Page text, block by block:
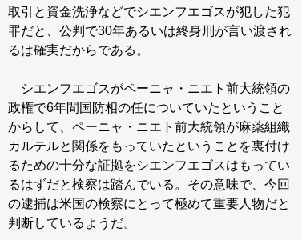
取引と資金洗浄などでシエンフエゴスが犯した犯
罪だと、公判で30年あるいは終身刑が言い渡され
るは確実だからである。
シエンフエゴスがペーニャ・ニエト前大統領の
政権で6年間国防相の任についていたということ
からして、ペーニャ・ニエト前大統領が麻薬組織
カルテルと関係をもっていたということを裏付け
るための十分な証拠をシエンフエゴスはもってい
るはずだと検察は踏んでいる。その意味で、今回
の逮捕は米国の検察にとって極めて重要人物だと
判断しているようだ。